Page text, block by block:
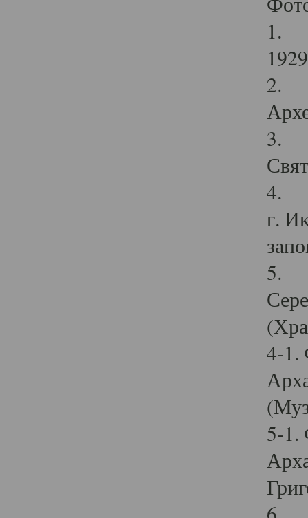
1.
2.
3.
4.
г.
5.
4-1.
5-1.